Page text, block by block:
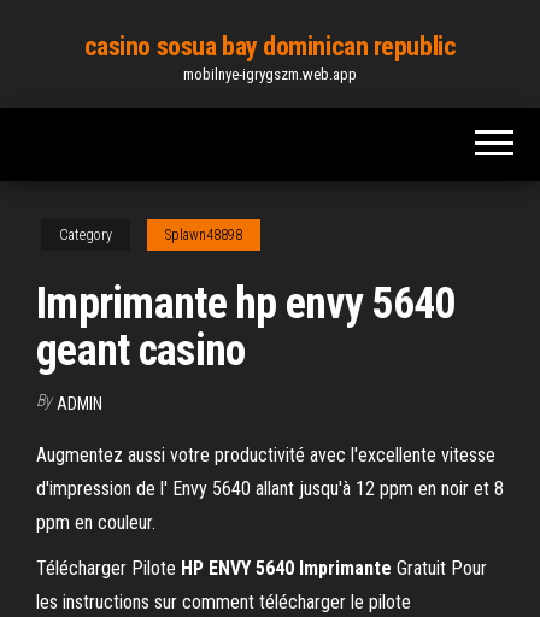
content
casino sosua bay dominican republic
mobilnye-igrygszm.web.app
Category Splawn48898
Imprimante hp envy 5640
geant casino
By ADMIN
Augmentez aussi votre productivité avec l'excellente vitesse
d'impression de l' Envy 5640 allant jusqu'à 12 ppm en noir et 8
ppm en couleur.
Télécharger Pilote HP ENVY 5640 Imprimante Gratuit Pour
les instructions sur comment télécharger le pilote